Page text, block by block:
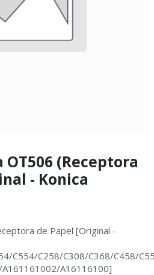
(Receptora
- Konica
de Papel [Original -
C554/C258/C308/C368/C458/
A16116100]